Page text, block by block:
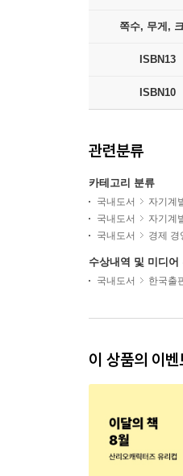
쪽수, 무게, 크
ISBN13
ISBN10
관련분류
카테고리 분류
국내도서 자기계
국내도서
자기계
국내도서
경제 경
수상내역 및 미디어
국내도서 한국출
이 상품의 이벤